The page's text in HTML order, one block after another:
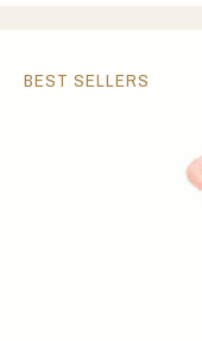
BEST SELLERS